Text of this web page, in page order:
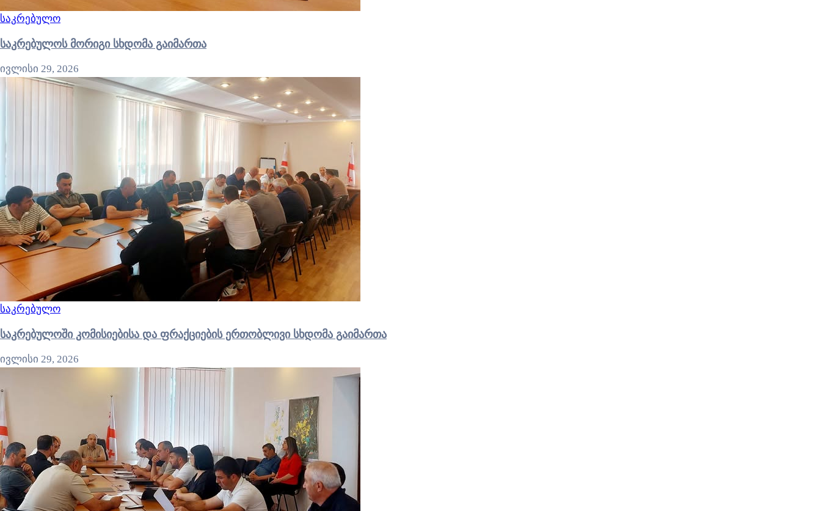
საკრებულო
საკრებულოს მორიგი სხდომა გაიმართა
ივლისი 29, 2026
საკრებულო
საკრებულოში კომისიებისა და ფრაქციების ერთობლივი სხდომა გაიმართა
ივლისი 29, 2026